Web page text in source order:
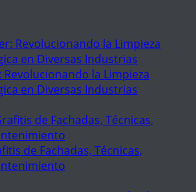
la Limpieza
en Diversas Industrias
de Fachadas, Técnicas,